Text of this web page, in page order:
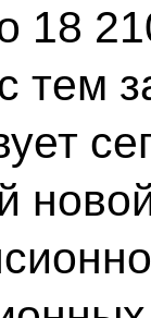
18
тем